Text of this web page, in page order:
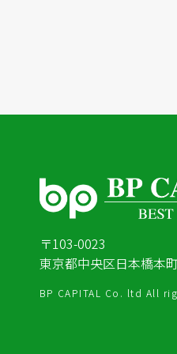
〒103-0023
東京都中央区日本橋本
BP CAPITAL Co. ltd All